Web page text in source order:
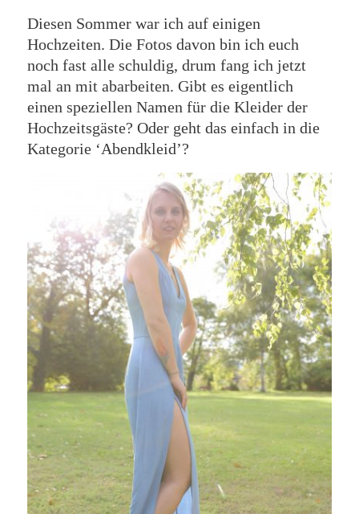
Diesen Sommer war ich auf einigen
Hochzeiten. Die Fotos davon bin ich euch
noch fast alle schuldig, drum fang ich jetzt
mal an mit abarbeiten. Gibt es eigentlich
einen speziellen Namen für die Kleider der
Hochzeitsgäste? Oder geht das einfach in die
Kategorie ‘Abendkleid’?